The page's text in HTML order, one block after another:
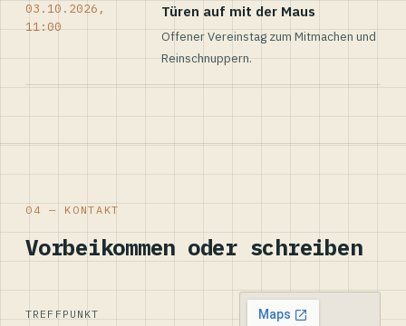
03.10.2026,
11:00
Türen auf mit der Maus
Offener Vereinstag zum Mitmachen und
Reinschnuppern.
04 — KONTAKT
Vorbeikommen oder schreiben
TREFFPUNKT